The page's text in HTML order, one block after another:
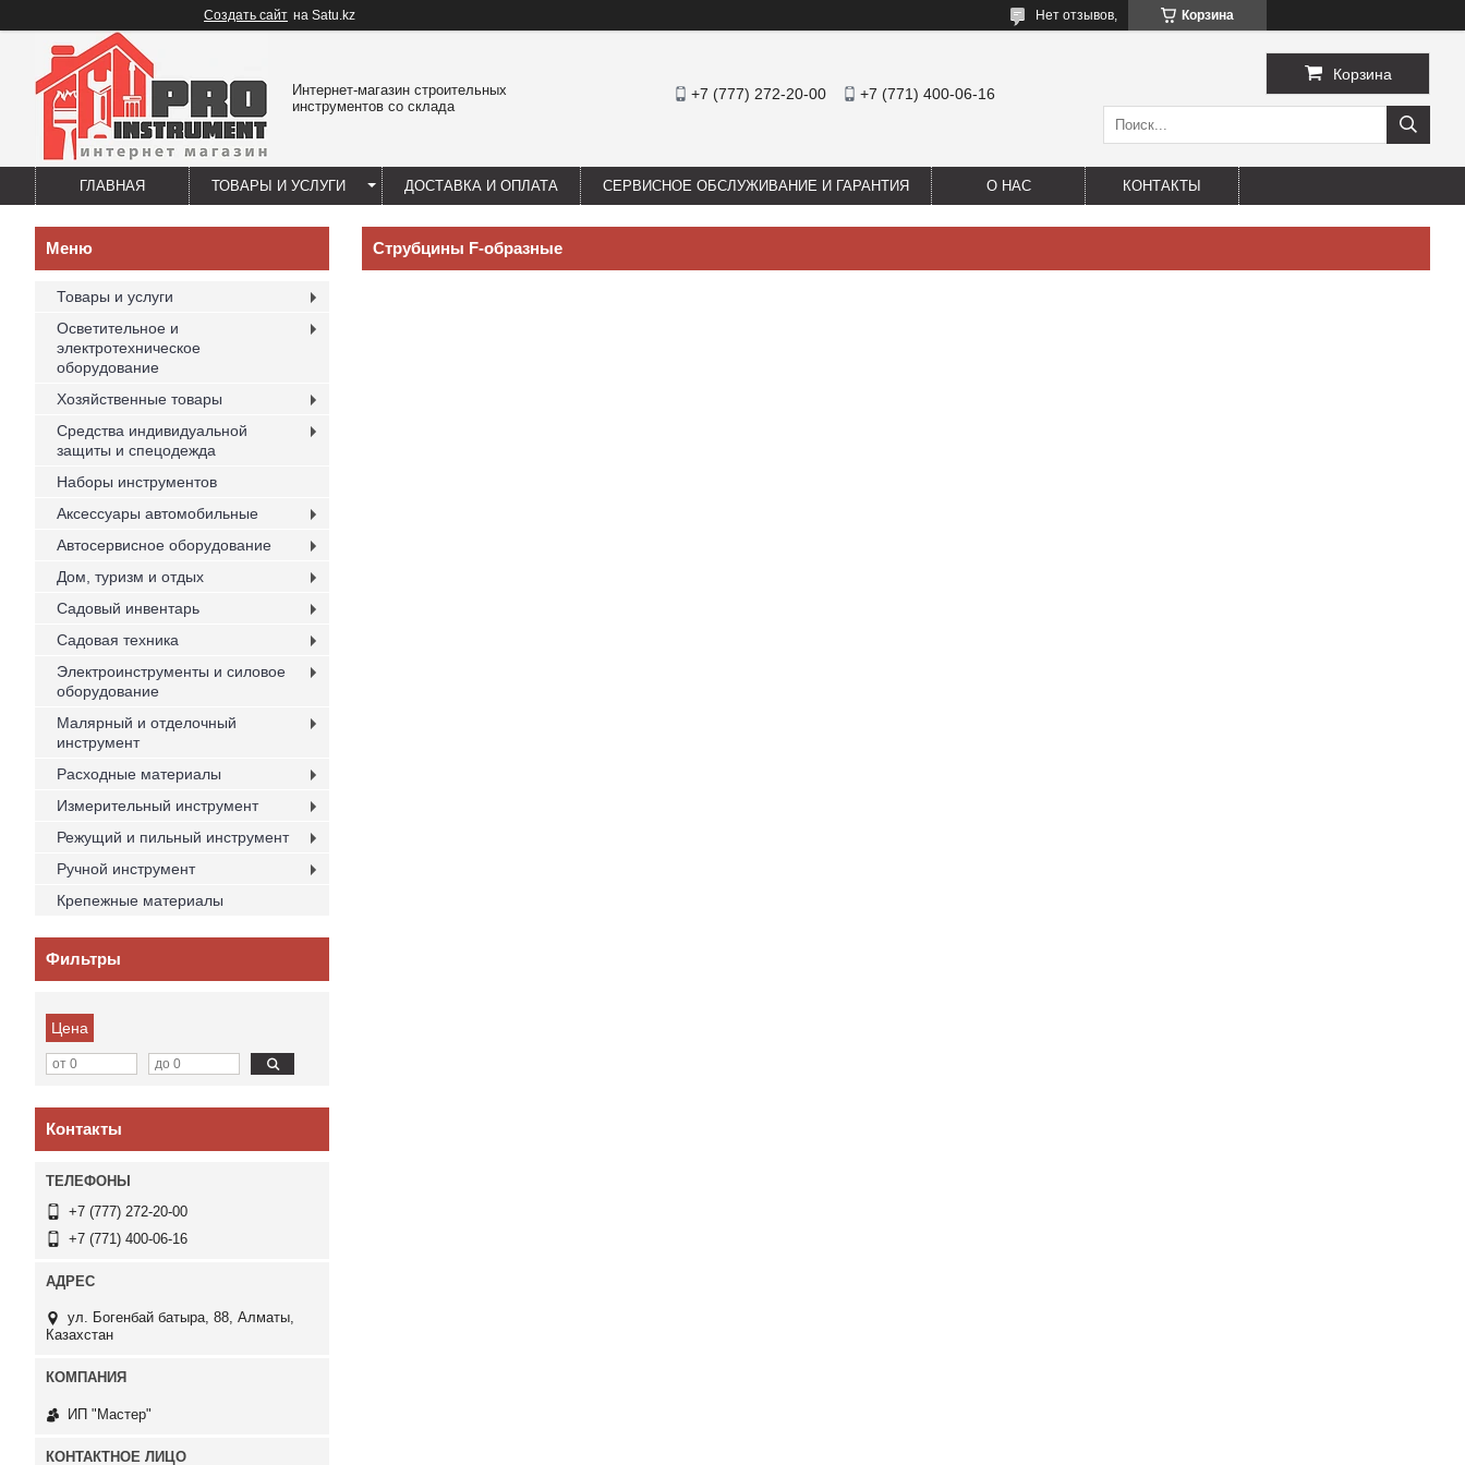
Создать сайт на Satu.kz Корзина
Нет отзывов,
Интернет-магазин строительных
инструментов со склада
+7 (777) 272-20-00 +7 (771) 400-06-16
Корзина
ГЛАВНАЯ ТОВАРЫ И УСЛУГИ ДОСТАВКА И ОПЛАТА СЕРВИСНОЕ ОБСЛУЖИВАНИЕ И ГАРАНТИЯ О НАС КОНТАКТЫ
Струбцины F-образные
Товары и услуги
Осветительное и
электротехническое
оборудование
Хозяйственные товары
Средства индивидуальной
защиты и спецодежда
Наборы инструментов
Аксессуары автомобильные
Автосервисное оборудование
Дом, туризм и отдых
Садовый инвентарь
Садовая техника
Электроинструменты и силовое
оборудование
Малярный и отделочный
инструмент
Расходные материалы
Измерительный инструмент
Режущий и пильный инструмент
Ручной инструмент
Крепежные материалы
Фильтры
Цена
Контакты
+7 (777) 272-20-00
+7 (771) 400-06-16
ул. Богенбай батыра, 88, Алматы,
Казахстан
ИП "Мастер"